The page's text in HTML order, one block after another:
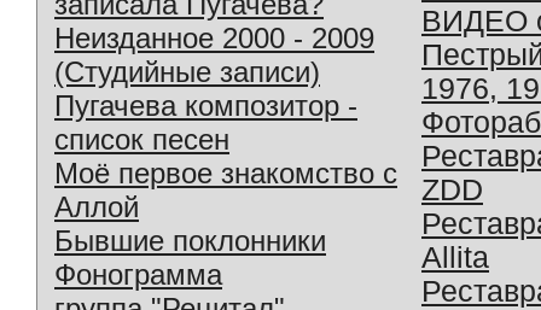
Неизданное 2000 - 2009
(Студийные записи)
Пугачева композитор -
список песен
Моё первое знакомство с
Аллой
Бывшие поклонники
Фонограмма
ВИДЕО
1976,
ZDD
Allita